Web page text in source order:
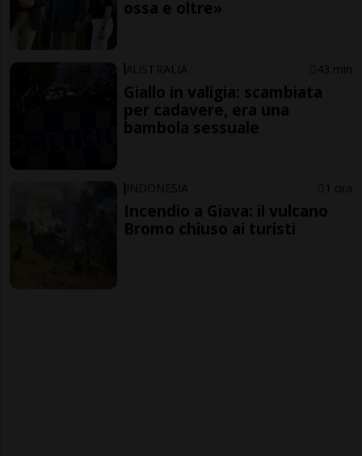
ossa e oltre»
AUSTRALIA 43 min
Giallo in valigia: scambiata
per cadavere, era una
bambola sessuale
INDONESIA 1 ora
Incendio a Giava: il vulcano
Bromo chiuso ai turisti